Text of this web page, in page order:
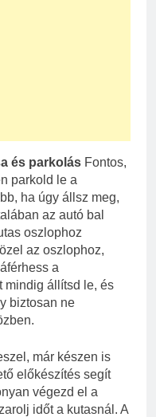
és parkolás Fontos,
parkold le a
ha úgy állsz meg,
az autó bal
oszlophoz
az oszlophoz,
a
mindig állítsd le, és
biztosan ne
már készen is
előkészítés segít
végezd el a
időt a kutasnál. A